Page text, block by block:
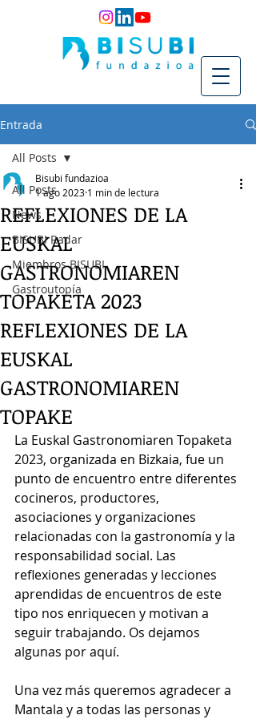
Entrada
All Posts
News
BISUBI Radar
Miembros BISUBI
Gastroutopía
All Posts
REFLEXIONES DE LA
EUSKAL
GASTRONOMIAREN
TOPAKETA 2023
REFLEXIONES DE LA
EUSKAL
GASTRONOMIAREN
TOPAKE
Bisubi fundazioa
1 ago 2023 1 min de lectura
La Euskal Gastronomiaren Topaketa
2023, organizada en Bizkaia, fue un
punto de encuentro entre diferentes
cocineros, productores,
asociaciones y organizaciones
relacionadas con la gastronomía y la
responsabilidad social. Las
reflexiones generadas y lecciones
aprendidas de encuentros de este
tipo nos enriquecen y motivan a
seguir trabajando. Os dejamos
algunas por aquí.
Una vez más queremos agradecer a
Mantala y a todas las personas y